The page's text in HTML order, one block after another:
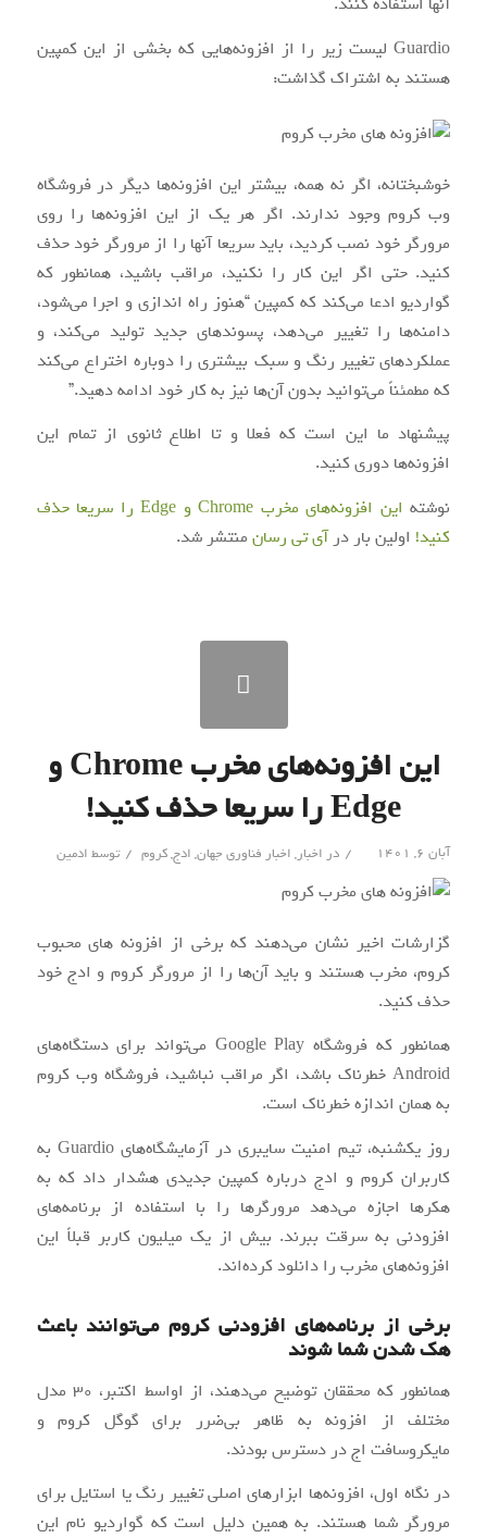
Guardio لیست زیر را از افزونه‌هایی که بخشی از این کمپین
هستند به اشتراک گذاشت:
خوشبختانه، اگر نه همه، بیشتر این افزونه‌ها دیگر در فروشگاه
وب کروم وجود ندارند. اگر هر یک از این افزونه‌ها را روی
مرورگر خود نصب کردید، باید سریعا آنها را از مرورگر خود حذف
کنید. حتی اگر این کار را نکنید، مراقب باشید، همانطور که
گواردیو ادعا می‌کند که کمپین “هنوز راه اندازی و اجرا می‌شود،
دامنه‌ها را تغییر می‌دهد، پسوندهای جدید تولید می‌کند، و
عملکردهای تغییر رنگ و سبک بیشتری را دوباره اختراع می‌کند
که مطمئناً می‌توانید بدون آن‌ها نیز به کار خود ادامه دهید.”
پیشنهاد ما این است که فعلا و تا اطلاع ثانوی از تمام این
افزونه‌ها دوری کنید.
نوشته
این افزونه‌های مخرب Chrome و Edge را سریعا حذف
کنید! اولین بار درآی‌ تی‌ رسانمنتشر شد.
این افزونه‌های مخرب Chrome و
Edge را سریعا حذف کنید!
آبان ۶, ۱۴۰۱ / در اخبار, اخبار فناوری جهان, ادج,کروم / توسط ادمین
گزارشات اخیر نشان می‌دهند که برخی از افزونه های محبوب
کروم، مخرب هستند و باید آن‌ها را از مرورگر کروم و ادج خود
حذف کنید.
همانطور که فروشگاه Google Play می‌تواند برای دستگاه‌های
Android خطرناک باشد، اگر مراقب نباشید، فروشگاه وب کروم
به همان اندازه خطرناک است.
روز یکشنبه، تیم امنیت سایبری در آزمایشگاه‌های Guardio به
کاربران کروم و ادج درباره کمپین جدیدی هشدار داد که به
هکرها اجازه می‌دهد مرورگرها را با استفاده از برنامه‌های
افزودنی به سرقت ببرند. بیش از یک میلیون کاربر قبلاً این
افزونه‌های مخرب را دانلود کرده‌اند.
برخی از برنامه‌های افزودنی کروم می‌توانند باعث
هک شدن شما شوند
همانطور که محققان توضیح می‌دهند، از اواسط اکتبر، 30 مدل
مختلف از افزونه به ظاهر بی‌ضرر برای گوگل کروم و
مایکروسافت اج در دسترس بودند.
در نگاه اول، افزونه‌ها ابزارهای اصلی تغییر رنگ یا استایل برای
مرورگر شما هستند. به همین دلیل است که گواردیو نام این